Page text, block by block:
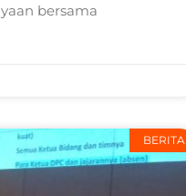
bersama
BERITA